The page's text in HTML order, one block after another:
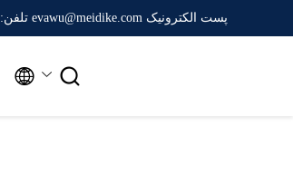
پست الکترونیک evawu@meidike.com تلفن: 18033200540
 